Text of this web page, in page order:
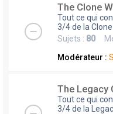
The Clone
Tout ce qui
3/4 de la
Sujets : 80
Modérateur :
The Legacy
Tout ce qui
3/4 de la